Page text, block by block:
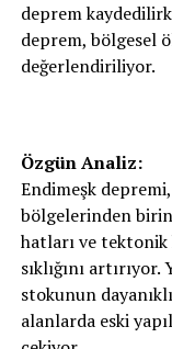
deprem
deprem, bölgesel
değerlendiriliyor.
Özgün Analiz:
Endimeşk
bölgelerinden
hatları ve
sıklığını
stokunun
alanlarda eski